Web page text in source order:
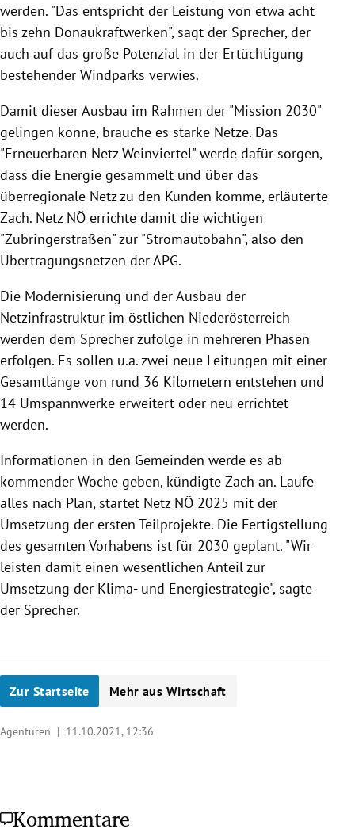
werden. "Das entspricht der Leistung von etwa acht
bis zehn Donaukraftwerken", sagt der Sprecher, der
auch auf das große Potenzial in der Ertüchtigung
bestehender Windparks verwies.
Damit dieser Ausbau im Rahmen der "Mission 2030"
gelingen könne, brauche es starke Netze. Das
"Erneuerbaren Netz Weinviertel" werde dafür sorgen,
dass die Energie gesammelt und über das
überregionale Netz zu den Kunden komme, erläuterte
Zach. Netz NÖ errichte damit die wichtigen
"Zubringerstraßen" zur "Stromautobahn", also den
Übertragungsnetzen der APG.
Die Modernisierung und der Ausbau der
Netzinfrastruktur im östlichen Niederösterreich
werden dem Sprecher zufolge in mehreren Phasen
erfolgen. Es sollen u.a. zwei neue Leitungen mit einer
Gesamtlänge von rund 36 Kilometern entstehen und
14 Umspannwerke erweitert oder neu errichtet
werden.
Informationen in den Gemeinden werde es ab
kommender Woche geben, kündigte Zach an. Laufe
alles nach Plan, startet Netz NÖ 2025 mit der
Umsetzung der ersten Teilprojekte. Die Fertigstellung
des gesamten Vorhabens ist für 2030 geplant. "Wir
leisten damit einen wesentlichen Anteil zur
Umsetzung der Klima- und Energiestrategie", sagte
der Sprecher.
Zur Startseite Mehr aus Wirtschaft
Agenturen | 11.10.2021, 12:36
Kommentare